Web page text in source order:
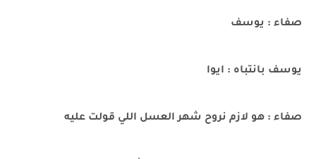
صفاء : يوسف
يوسف بانتباه : ايوا
صفاء : هو لازم نروح شهر العسل اللي قولت عليه